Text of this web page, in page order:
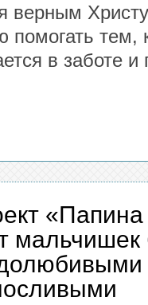
верным
помогать тем,
в заботе
мальчишек